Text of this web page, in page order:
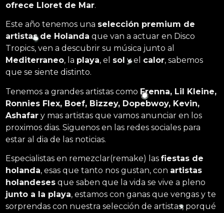
ofrece Lloret de Mar.
Este año tenemos una selección premium de
artistas de Holanda que van a actuar en Disco
Tropics, ven a descubrir su música junto al
Mediterraneo, la playa, el sol y el calor, sabemos
que se siente distinto.
Tenemos a grandes artistas como Frenna, Lil Kleine,
Ronnies Flex, Boef, Bizzey, Dopebwoy, Kevin,
Ashafar y mas artistas que vamos anunciar en los
proximos dias. Siguenos en las redes sociales para
estar al dia de las noticias.
Especialistas en remezclar(remake) lasfiestas de
holanda, esas que tanto nos gustan, con artistas
holandeses que saben que la vida se vive a pleno
junto a la playa, estamos con ganas que vengas y te
sorprendas con nuestra selección de artistas, porqué